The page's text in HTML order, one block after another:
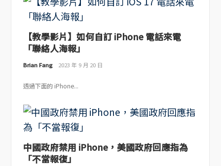
【教學影片】如何自訂 iPhone 電話來電
「聯絡人海報」
Brian Fang 2023 年 9 月 20 日
透過下面的 iPhone...
中國政府禁用 iPhone，美國政府回應指為
「不當報復」